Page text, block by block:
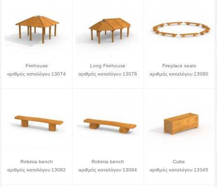
Firehouse
αριθμός καταλόγου 13074
Long Firehouse
αριθμός καταλόγου 13078
Fireplace seats
αριθμός καταλόγου 13080
Robinia bench
αριθμός καταλόγου 13082
Robinia bench
αριθμός καταλόγου 13084
Cube
αριθμός καταλόγου 13345